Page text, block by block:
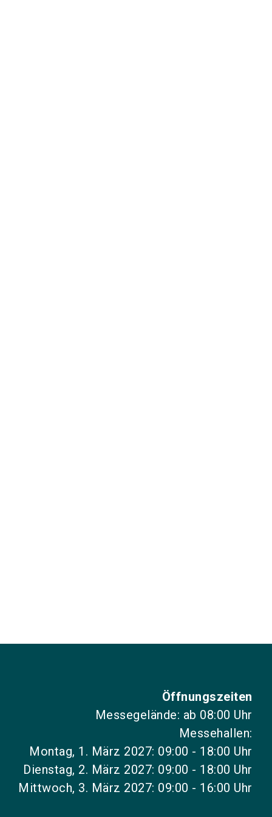
Öffnungszeiten
Messegelände: ab 08:00 Uhr
Messehallen:
Montag, 1. März 2027: 09:00 - 18:00 Uhr
Dienstag, 2. März 2027: 09:00 - 18:00 Uhr
Mittwoch, 3. März 2027: 09:00 - 16:00 Uhr